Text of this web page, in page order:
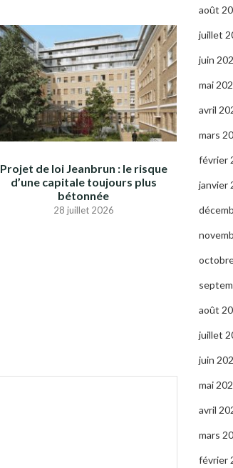
Projet de loi Jeanbrun : le risque
d’une capitale toujours plus
bétonnée
28 juillet 2026
août
juillet
juin
mai
avril
mars
février
janvier
août
juillet
juin
mai
avril
mars
février